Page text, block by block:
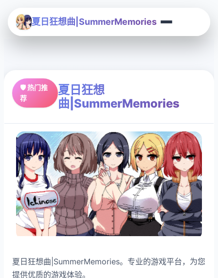
夏日狂想曲|SummerMemories
🛡️ 热门推
荐
夏日狂想
曲|SummerMemories
夏日狂想曲|SummerMemories。专业的游戏平台，为您
提供优质的游戏体验。